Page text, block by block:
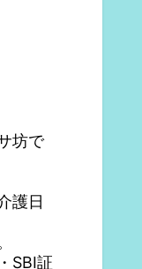
坊で
護日
SBI証